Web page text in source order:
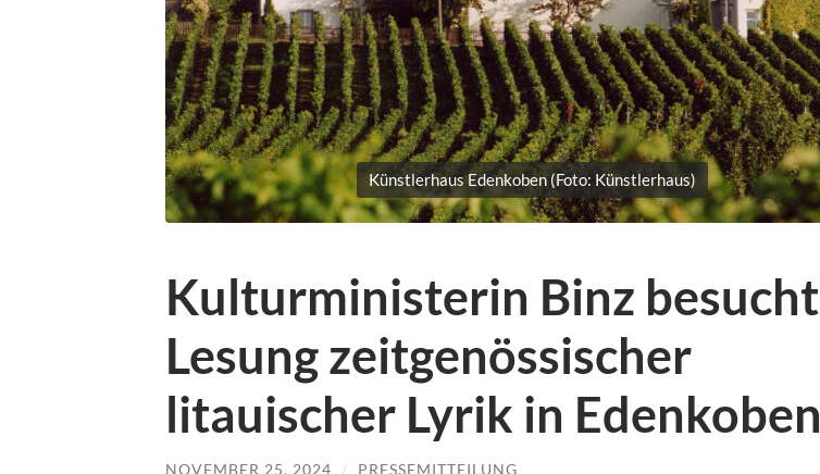
Künstlerhaus Edenkoben (Foto: Künstlerhaus)
Kulturministerin Binz besucht
Lesung zeitgenössischer
litauischer Lyrik in Edenkoben
NOVEMBER 25, 2024 / PRESSEMITTEILUNG